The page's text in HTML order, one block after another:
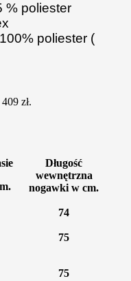
% poliester
poliester (
zł.
Długość
wewnętrzna
nogawki w cm.
74
75
75